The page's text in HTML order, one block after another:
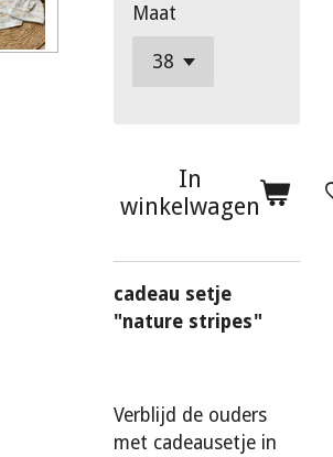
Maat
In
winkelwagen
cadeau setje
"nature stripes"
Verblijd de ouders
met cadeausetje in